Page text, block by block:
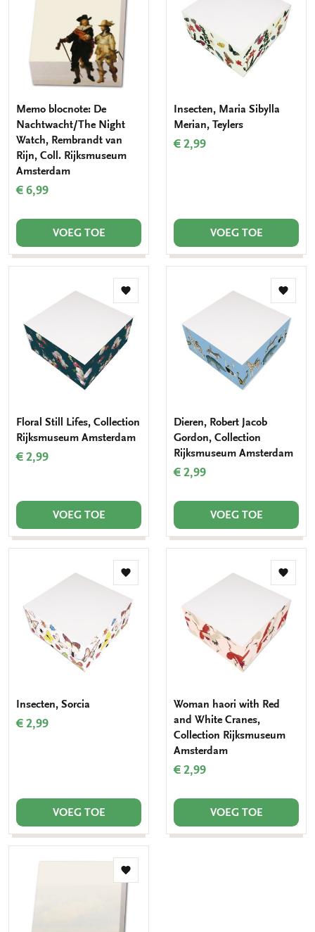
verlanglijst
Memo blocnote: De
Nachtwacht/The Night
Watch, Rembrandt van
Rijn, Coll. Rijksmuseum
Amsterdam
€ 6,99
VOEG TOE
Insecten, Maria Sibylla
Merian, Teylers
€ 2,99
VOEG TOE
Toevoegen
verlanglijst
Floral Still Lifes, Collection
Rijksmuseum Amsterdam
€ 2,99
VOEG TOE
Dieren, Robert Jacob
Gordon, Collection
Rijksmuseum Amsterdam
€ 2,99
VOEG TOE
Toevoegen
verlanglijst
Insecten, Sorcia
€ 2,99
VOEG TOE
Woman haori with Red
and White Cranes,
Collection Rijksmuseum
Amsterdam
€ 2,99
VOEG TOE
Toevoegen
aan
verlanglijst